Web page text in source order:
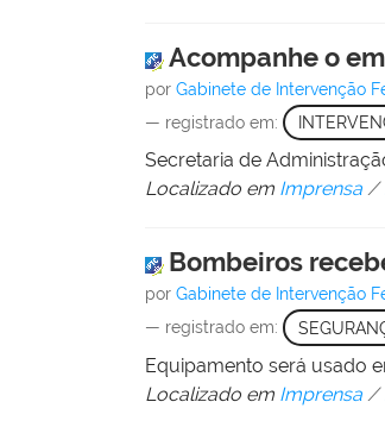
Acompanhe o
por Gabinete de Intervenção
— registrado em:
Secretaria de
Localizado em Imprensa /
Bombeiros
por Gabinete de Intervenção
— registrado em:
Equipamento será usado
Localizado em Imprensa /